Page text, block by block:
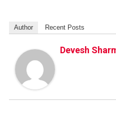
Author Recent Posts
Devesh